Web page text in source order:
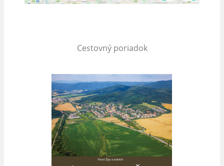
Cestovný poriadok